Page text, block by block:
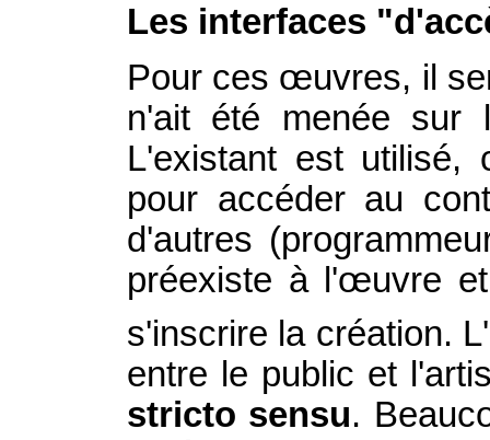
Les interfaces
Pour ces œuvres, il
n'ait été menée sur
L'existant est utilisé,
pour accéder au
d'autres
préexiste à l'œuvre
s'inscrire la création.
entre le public et
stricto sensu.